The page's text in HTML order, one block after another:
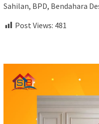
Sahilan, BPD, Bendahara
Post Views: 481